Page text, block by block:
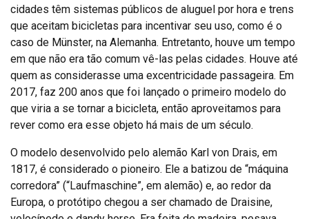
cidades têm sistemas públicos de aluguel por hora e trens
que aceitam bicicletas para incentivar seu uso, como é o
caso de Münster, na Alemanha. Entretanto, houve um tempo
em que não era tão comum vê-las pelas cidades. Houve até
quem as considerasse uma excentricidade passageira. Em
2017, faz 200 anos que foi lançado o primeiro modelo do
que viria a se tornar a bicicleta, então aproveitamos para
rever como era esse objeto há mais de um século.
O modelo desenvolvido pelo alemão Karl von Drais, em
1817, é considerado o pioneiro. Ele a batizou de “máquina
corredora” (“Laufmaschine”, em alemão) e, ao redor da
Europa, o protótipo chegou a ser chamado de Draisine,